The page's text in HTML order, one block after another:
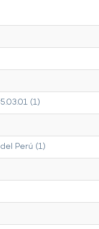
(1)
Perú (1)